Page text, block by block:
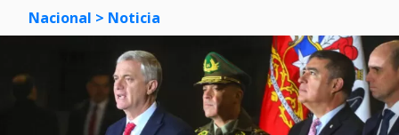
Nacional > Noticia